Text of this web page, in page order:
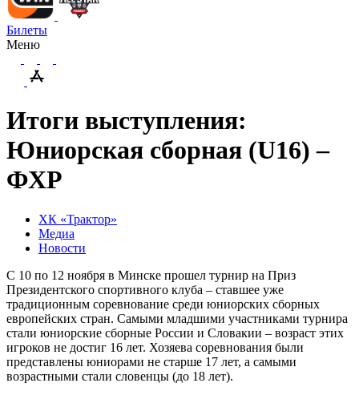
Билеты
Меню
Итоги выступления:
Юниорская сборная (U16) –
ФХР
ХК «Трактор»
Медиа
Новости
С 10 по 12 ноября в Минске прошел турнир на Приз
Президентского спортивного клуба – ставшее уже
традиционным соревнование среди юниорских сборных
европейских стран. Самыми младшими участниками турнира
стали юниорские сборные России и Словакии – возраст этих
игроков не достиг 16 лет. Хозяева соревнования были
представлены юниорами не старше 17 лет, а самыми
возрастными стали словенцы (до 18 лет).